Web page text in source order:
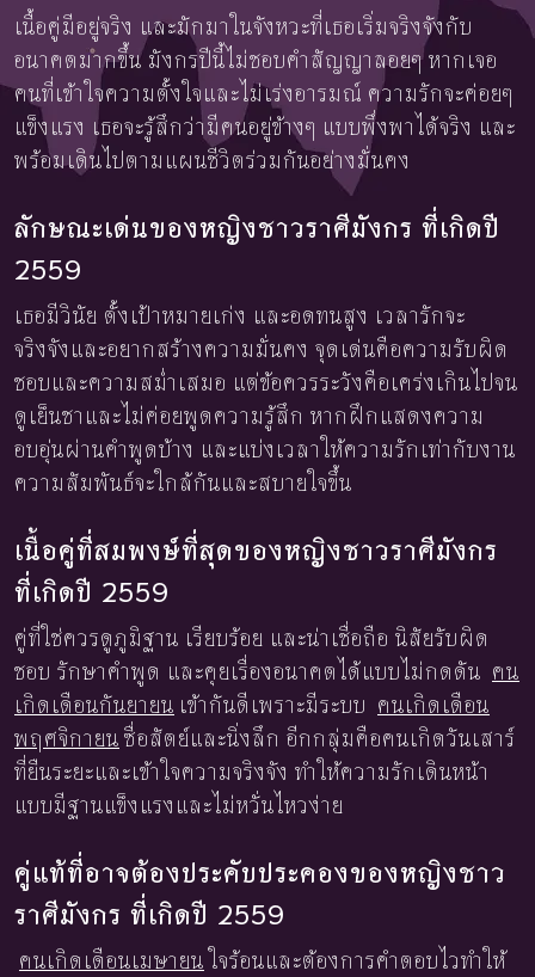
เนื้อคู่มีอยู่จริง และมักมาในจังหวะที่เธอเริ่มจริงจังกับ
อนาคตมากขึ้น มังกรปีนี้ไม่ชอบคำสัญญาลอยๆ หากเจอ
คนที่เข้าใจความตั้งใจและไม่เร่งอารมณ์ ความรักจะค่อยๆ
แข็งแรง เธอจะรู้สึกว่ามีคนอยู่ข้างๆ แบบพึ่งพาได้จริง และ
พร้อมเดินไปตามแผนชีวิตร่วมกันอย่างมั่นคง
ลักษณะเด่นของหญิงชาวราศีมังกร ที่เกิดปี
2559
เธอมีวินัย ตั้งเป้าหมายเก่ง และอดทนสูง เวลารักจะ
จริงจังและอยากสร้างความมั่นคง จุดเด่นคือความรับผิด
ชอบและความสม่ำเสมอ แต่ข้อควรระวังคือเคร่งเกินไปจน
ดูเย็นชาและไม่ค่อยพูดความรู้สึก หากฝึกแสดงความ
อบอุ่นผ่านคำพูดบ้าง และแบ่งเวลาให้ความรักเท่ากับงาน
ความสัมพันธ์จะใกล้กันและสบายใจขึ้น
เนื้อคู่ที่สมพงษ์ที่สุดของหญิงชาวราศีมังกร
ที่เกิดปี 2559
คู่ที่ใช่ควรดูภูมิฐาน เรียบร้อย และน่าเชื่อถือ นิสัยรับผิด
ชอบ รักษาคำพูด และคุยเรื่องอนาคตได้แบบไม่กดดัน คน
เกิดเดือนกันยายน เข้ากันดีเพราะมีระบบ คนเกิดเดือน
พฤศจิกายน ซื่อสัตย์และนิ่งลึก อีกกลุ่มคือคนเกิดวันเสาร์
ที่ยืนระยะและเข้าใจความจริงจัง ทำให้ความรักเดินหน้า
แบบมีฐานแข็งแรงและไม่หวั่นไหวง่าย
คู่แท้ที่อาจต้องประคับประคองของหญิงชาว
ราศีมังกร ที่เกิดปี 2559
คนเกิดเดือนเมษายน ใจร้อนและต้องการคำตอบไวทำให้